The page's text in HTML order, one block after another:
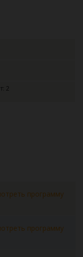
2
программу
программу